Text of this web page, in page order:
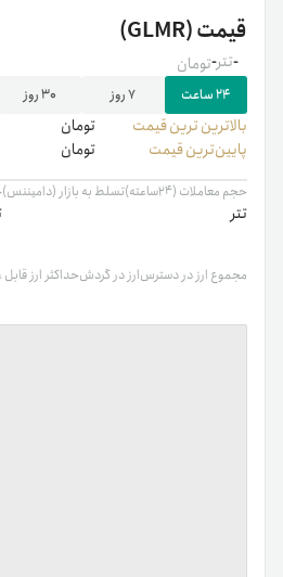
قیمت(GLMR)
-تومان -تتر
۲۴ ساعت ۷ روز ۳۰ روز
بالاترین ‌ترین قیمت تومان
پایین‌ترین قیمت
تومان
حجم معاملات (۲۴ساعته)
تتر
تسلط به بازار (دامیننس)
مجموع ارز در دسترسارز در گردشحداکثر ارز